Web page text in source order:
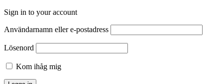
Sign in to your account
Användarnamn eller e-postadress
Lösenord
Kom ihåg mig